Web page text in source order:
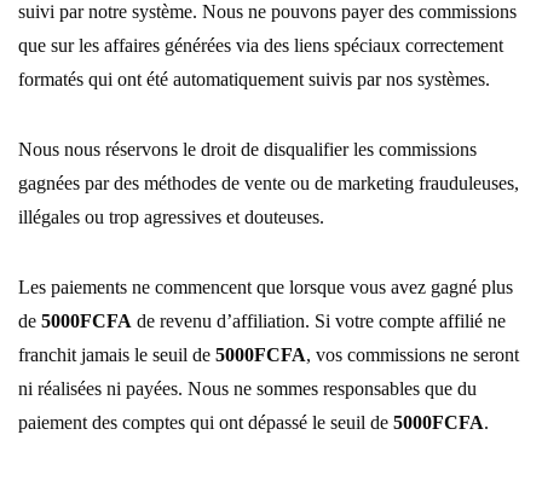
suivi par notre système. Nous ne pouvons payer des commissions
que sur les affaires générées via des liens spéciaux correctement
formatés qui ont été automatiquement suivis par nos systèmes.
Nous nous réservons le droit de disqualifier les commissions
gagnées par des méthodes de vente ou de marketing frauduleuses,
illégales ou trop agressives et douteuses.
Les paiements ne commencent que lorsque vous avez gagné plus
de 5000FCFA de revenu d’affiliation. Si votre compte affilié ne
franchit jamais le seuil de 5000FCFA, vos commissions ne seront
ni réalisées ni payées. Nous ne sommes responsables que du
paiement des comptes qui ont dépassé le seuil de 5000FCFA.